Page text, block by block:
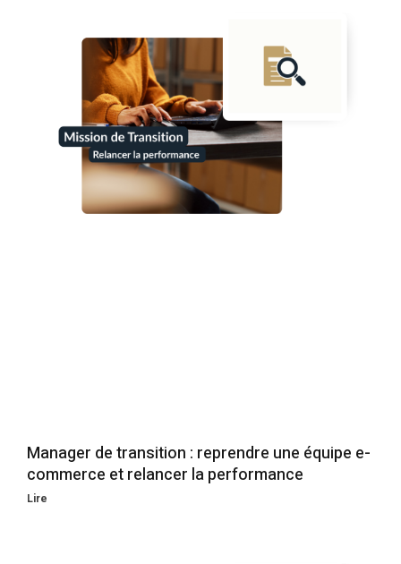
Manager de transition : reprendre une équipe e-
commerce et relancer la performance
Lire